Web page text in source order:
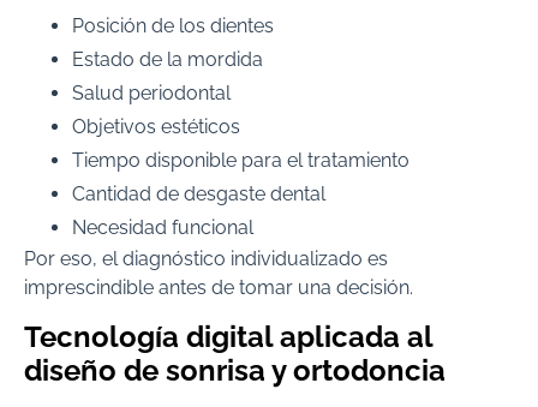
Posición de los dientes
Estado de la mordida
Salud periodontal
Objetivos estéticos
Tiempo disponible para el tratamiento
Cantidad de desgaste dental
Necesidad funcional
Por eso, el diagnóstico individualizado es
imprescindible antes de tomar una decisión.
Tecnología digital aplicada al
diseño de sonrisa y ortodoncia